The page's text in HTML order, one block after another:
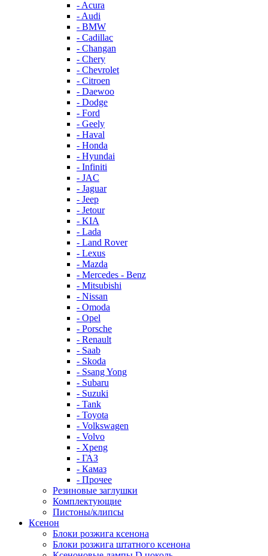
- Acura
- Audi
- BMW
- Cadillac
- Changan
- Chery
- Chevrolet
- Citroen
- Daewoo
- Dodge
- Ford
- Geely
- Haval
- Honda
- Hyundai
- Infiniti
- JAC
- Jaguar
- Jeep
- Jetour
- KIA
- Lada
- Land Rover
- Lexus
- Mazda
- Mercedes - Benz
- Mitsubishi
- Nissan
- Omoda
- Opel
- Porsche
- Renault
- Saab
- Skoda
- Ssang Yong
- Subaru
- Suzuki
- Tank
- Toyota
- Volkswagen
- Volvo
- Xpeng
- ГАЗ
- Камаз
- Прочее
Резиновые заглушки
Комплектующие
Пистоны/клипсы
Ксенон
Блоки розжига ксенона
Блоки розжига штатного ксенона